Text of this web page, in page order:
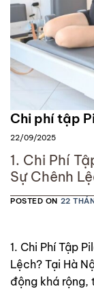
Chi phí tập
22/09/2025
1. Chi Phí
Sự Chênh
một buổi
từ 150.000
lượng huấn
của studio.
POSTED ON 22
1. Chi Phí Tập
Lệch? Tại Hà
động khá